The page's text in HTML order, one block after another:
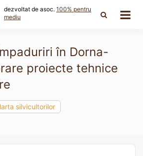
dezvoltat de asoc. 100% pentru
mediu
în Dorna-
proiecte tehnice
silvicultorilor